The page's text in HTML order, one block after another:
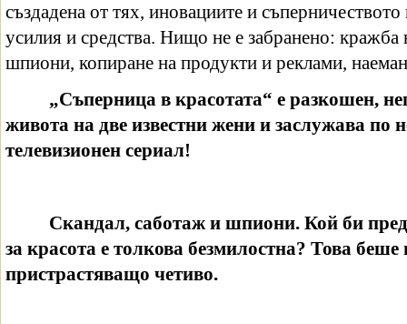
създадена от тях, иновациите и
усилия и средства. Нищо не е забранено: кражба
шпиони, копиране на продукти и реклами,
„Съперница в красотата“ е разкошен,
живота на две известни жени и заслужава по
телевизионен сериал!
Скандал, саботаж и шпиони. Кой би
за красота е толкова безмилостна? Това
пристрастяващо четиво.